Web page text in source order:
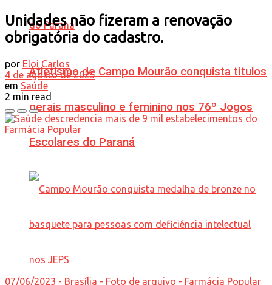
Atletismo de Campo Mourão conquista títulos
gerais masculino e feminino nos 76º Jogos
Escolares do Paraná
Unidades não fizeram a renovação
obrigatória do cadastro.
por Eloi Carlos
4 de agosto de 2025
em Saúde
2 min read
07/06/2023 - Brasília - Foto de arquivo - Farmácia Popular